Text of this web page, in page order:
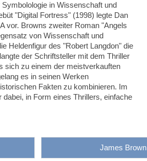
in Wissenschaft und
"Digital Fortress" (1998) legte Dan
vor. Browns zweiter Roman "Angels
von Wissenschaft und
Heldenfigur des "Robert Langdon" die
der Schriftsteller mit dem Thriller
sich zu einem der meistverkauften
es in seinen Werken
Fakten zu kombinieren. Im
in Form eines Thrillers, einfache
James Brown